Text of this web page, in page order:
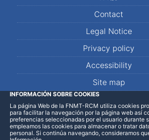
Contact
Legal Notice
Privacy policy
Accessibility
Site map
LinkedInFacebookWhatsApp
INFORMACIÓN SOBRE COOKIES
La página Web de la FNMT-RCM utiliza cookies
para facilitar la navegación por la página web así
preferencias seleccionadas por el usuario durante
empleamos las cookies para almacenar o tratar
personal. Si continúa navegando, consideramos